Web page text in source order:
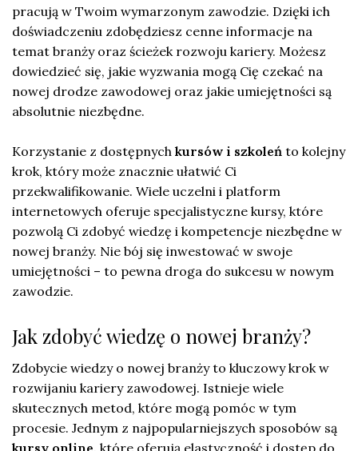
pracują w Twoim wymarzonym zawodzie. Dzięki ich
doświadczeniu zdobędziesz cenne informacje na
temat branży oraz ścieżek rozwoju kariery. Możesz
dowiedzieć się, jakie wyzwania mogą Cię czekać na
nowej drodze zawodowej oraz jakie umiejętności są
absolutnie niezbędne.
Korzystanie z dostępnych kursów i szkoleń to kolejny
krok, który może znacznie ułatwić Ci
przekwalifikowanie. Wiele uczelni i platform
internetowych oferuje specjalistyczne kursy, które
pozwolą Ci zdobyć wiedzę i kompetencje niezbędne w
nowej branży. Nie bój się inwestować w swoje
umiejętności – to pewna droga do sukcesu w nowym
zawodzie.
Jak zdobyć wiedzę o nowej branży?
Zdobycie wiedzy o nowej branży to kluczowy krok w
rozwijaniu kariery zawodowej. Istnieje wiele
skutecznych metod, które mogą pomóc w tym
procesie. Jednym z najpopularniejszych sposobów są
kursy online, które oferują elastyczność i dostęp do